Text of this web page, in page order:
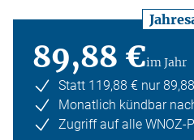
89,88 €im Jahr
Statt 119,88 € nur
Monatlich kündbar
Zugriff auf alle WNOZ-